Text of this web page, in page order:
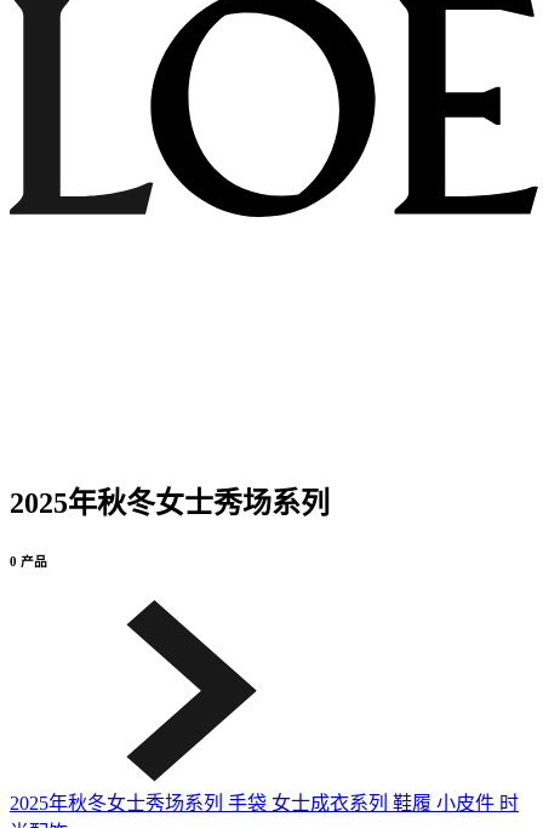
2025年秋冬女士秀场系列
0 产品
2025年秋冬女士秀场系列 手袋 女士成衣系列 鞋履 小皮件 时